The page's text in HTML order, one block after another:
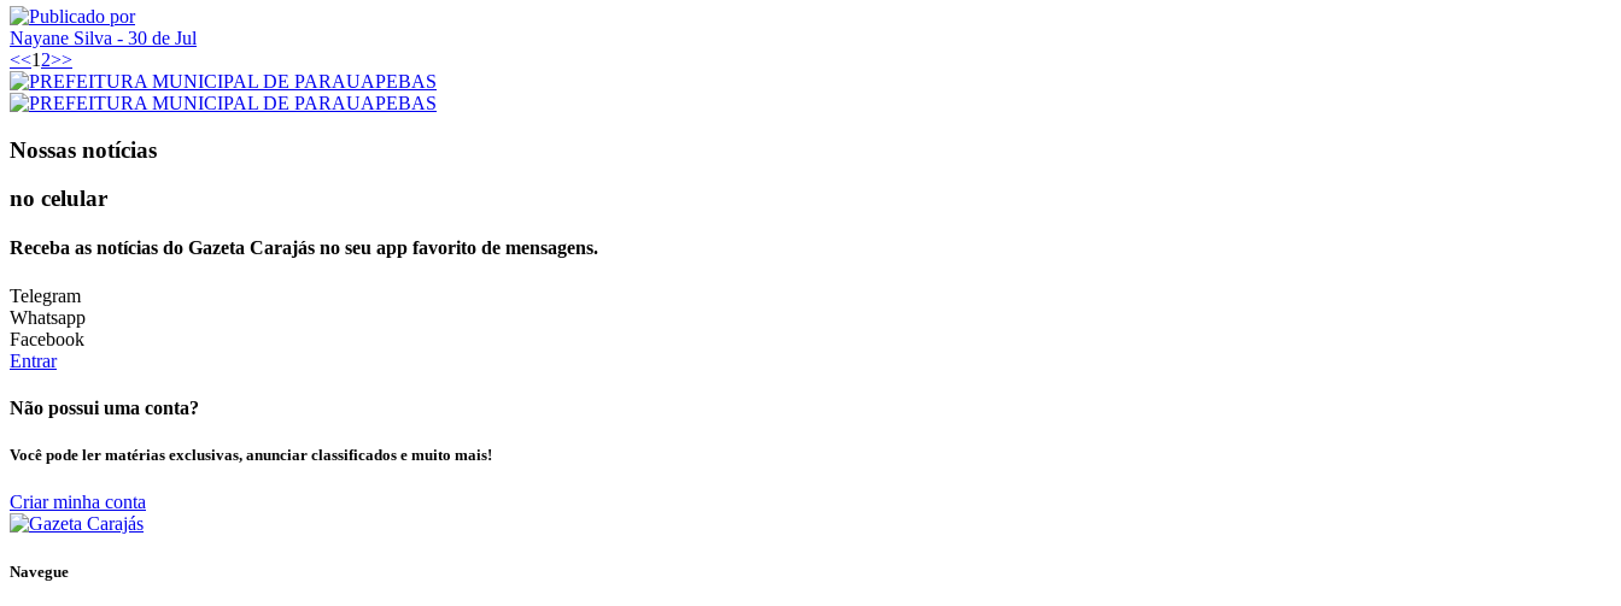
Nayane Silva - 30 de Jul
<<1 2>>
Nossas notícias
no celular
Receba as notícias do Gazeta Carajás no seu app favorito de mensagens.
Telegram
Whatsapp
Facebook
Entrar
Não possui uma conta?
Você pode ler matérias exclusivas, anunciar classificados e muito mais!
Criar minha conta
Navegue